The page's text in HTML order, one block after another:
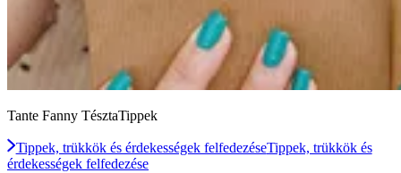
Tante Fanny TésztaTippek
Tippek, trükkök és érdekességek felfedezéseTippek, trükkök és
érdekességek felfedezése